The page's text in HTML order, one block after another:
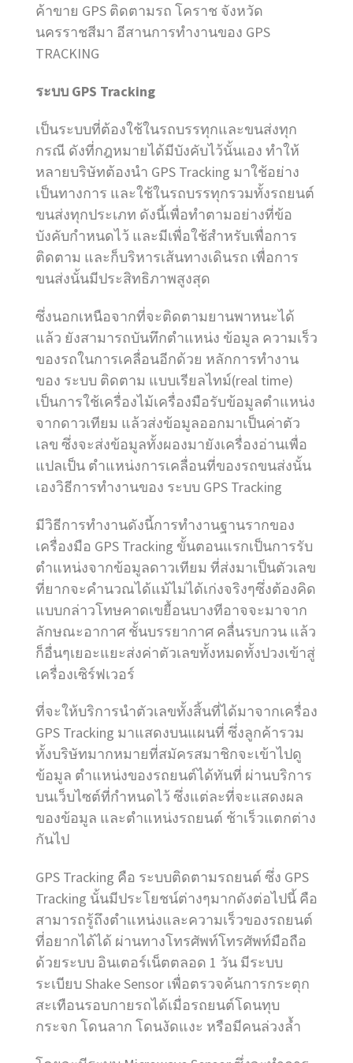
ค้าขาย GPS ติดตามรถ โคราช จังหวัด
นครราชสีมา อีสานการทำงานของ GPS
TRACKING
ระบบ GPS Tracking
เป็นระบบที่ต้องใช้ในรถบรรทุกและขนส่งทุก
กรณี ดังที่กฎหมายได้มีบังคับไว้นั้นเอง ทำให้
หลายบริษัทต้องนำ GPS Tracking มาใช้อย่าง
เป็นทางการ และใช้ในรถบรรทุกรวมทั้งรถยนต์
ขนส่งทุกประเภท ดังนี้เพื่อทำตามอย่างที่ข้อ
บังคับกำหนดไว้ และมีเพื่อใช้สำหรับเพื่อการ
ติดตาม และก็บริหารเส้นทางเดินรถ เพื่อการ
ขนส่งนั้นมีประสิทธิภาพสูงสุด
ซึ่งนอกเหนือจากที่จะติดตามยานพาหนะได้
แล้ว ยังสามารถบันทึกตำแหน่ง ข้อมูล ความเร็ว
ของรถในการเคลื่อนอีกด้วย หลักการทำงาน
ของ ระบบ ติดตาม แบบเรียลไทม์(real time)
เป็นการใช้เครื่องไม้เครื่องมือรับข้อมูลตำแหน่ง
จากดาวเทียม แล้วส่งข้อมูลออกมาเป็นค่าตัว
เลข ซึ่งจะส่งข้อมูลทั้งผองมายังเครื่องอ่านเพื่อ
แปลเป็น ตำแหน่งการเคลื่อนที่ของรถขนส่งนั้น
เองวิธีการทำงานของ ระบบ GPS Tracking
มีวิธีการทำงานดังนี้การทำงานฐานรากของ
เครื่องมือ GPS Tracking ขั้นตอนแรกเป็นการรับ
ตำแหน่งจากข้อมูลดาวเทียม ที่ส่งมาเป็นตัวเลข
ที่ยากจะคำนวณได้แม้ไม่ได้เก่งจริงๆซึ่งต้องคิด
แบบกล่าวโทษคาดเขยื้อนบางทีอาจจะมาจาก
ลักษณะอากาศ ชั้นบรรยากาศ คลื่นรบกวน แล้ว
ก็อื่นๆเยอะแยะส่งค่าตัวเลขทั้งหมดทั้งปวงเข้าสู่
เครื่องเซิร์ฟเวอร์
ที่จะให้บริการนำตัวเลขทั้งสิ้นที่ได้มาจากเครื่อง
GPS Tracking มาแสดงบนแผนที่ ซึ่งลูกค้ารวม
ทั้งบริษัทมากหมายที่สมัครสมาชิกจะเข้าไปดู
ข้อมูล ตำแหน่งของรถยนต์ได้ทันที่ ผ่านบริการ
บนเว็บไซต์ที่กำหนดไว้ ซึ่งแต่ละที่จะแสดงผล
ของข้อมูล และตำแหน่งรถยนต์ ช้าเร็วแตกต่าง
กันไป
GPS Tracking คือ ระบบติดตามรถยนต์ ซึ่ง GPS
Tracking นั้นมีประโยชน์ต่างๆมากดังต่อไปนี้ คือ
สามารถรู้ถึงตำแหน่งและความเร็วของรถยนต์
ที่อยากได้ได้ ผ่านทางโทรศัพท์โทรศัพท์มือถือ
ด้วยระบบ อินเตอร์เน็ตตลอด 1 วัน มีระบบ
ระเบียบ Shake Sensor เพื่อตรวจค้นการกระตุก
สะเทือนรอบกายรถได้เมื่อรถยนต์โดนทุบ
กระจก โดนลาก โดนงัดแงะ หรือมีคนล่วงล้ำ